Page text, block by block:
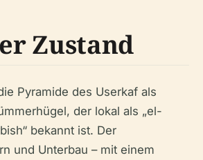
Zustand
Pyramide des Userkaf als
der lokal als „el-
bekannt ist. Der
und Unterbau – mit einem